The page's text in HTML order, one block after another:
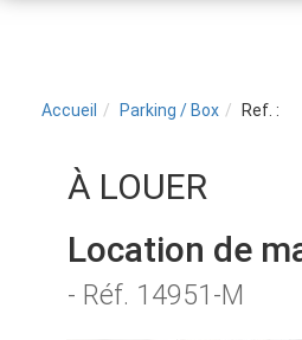
Accueil Parking / Box Ref. :
À LOUER
Location de
- Réf. 14951-M